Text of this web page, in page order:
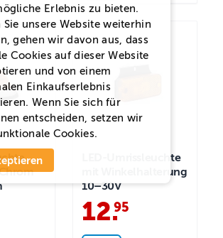
LED-Umrissleuchte
mit Winkelhalterung
10–30V
12.
95
Erlebnis zu bieten.
Sie unsere Website weiterhin
gehen wir davon aus, dass
Cookies auf dieser Website
und von einem
Einkaufserlebnis
Wenn Sie sich für
entscheiden, setzen wir
Cookies.